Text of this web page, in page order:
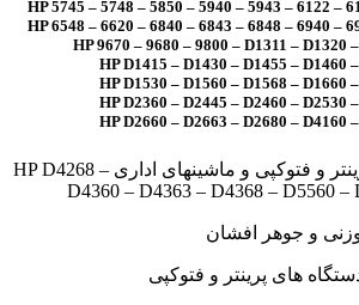
HP 5745 – 5748 – 5850 – 5940 – 5943 – 6122 –
HP 6548 – 6620 – 6840 – 6843 – 6848 – 6940 –
HP 9670 – 9680 – 9800 – D1311 – D1320
HP D1415 – D1430 – D1455 – D1460
HP D1530 – D1560 – D1568 – D1660
HP D2360 – D2445 – D2460 – D2530
HP D2660 – D2663 – D2680 – D4160
تعمیرتخصصی انواع پرینتر و فتوکپی و ماشینهای اداری HP D4268 –
D4360 – D4363 – D4368 – D5560 –
و جوهر افشان
دستگاه های پرینتر و فتوکپی